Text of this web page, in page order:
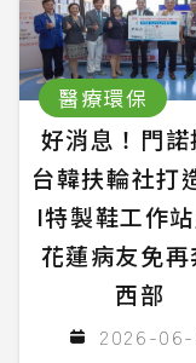
醫療環保
好消息！門諾
台韓扶輪社打
I特製鞋工作
花蓮病友免再
西部
2026-